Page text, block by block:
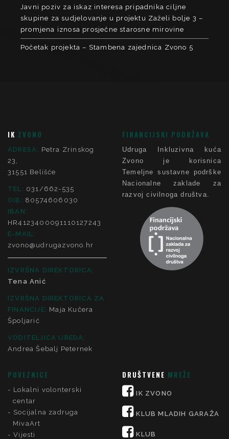
Javni poziv za iskaz interesa pripadnika ciljne
skupine za sudjelovanje u projektu Zaželi bolje 3 –
promjena iznosa prosječne starosne mirovine
Početak projekta – Stambena zajednica Zvono 5
IK ZVONO
ADRESA: Petra Zrinskog
23,
31551 Belišće
TEL: 031/662-535
OIB: 80574606030
IBAN:
HR4123400091110127243
E-MAIL:
zvono@udrugazvono.hr
IZVRŠNA DIREKTORICA:
Tena Anić
IZVRŠNA DIREKTORICA ZA
FINANCIJE: Maja Kučera
Špoljarić
VODITELJICA UREDA:
Andrea Šebalj Peternek
FINANCIJSKI PODRŽAVA
Udruga Inkluzivna kuća
Zvono je korisnica
Temeljne sustavne podrške
Nacionalne zaklade za
razvoj civilnoga društva.
POVEZNICE
Lokalni volonterski
centar
Socijalna zadruga
MivaArt
Vijesti
DRUŠTVENE MREŽE
IK ZVONO
KLUB MLADIH GARAŽA
KLUB